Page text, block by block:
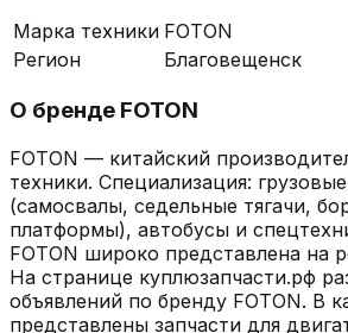
Марка техники FOTON
Регион
Благовещенск
О бренде FOTON
FOTON — китайский
техники. Специализация:
(самосвалы, седельные тягачи,
платформы), автобусы и
FOTON широко представлена на
На странице куплюзапчасти.рф
объявлений по бренду FOTON. В
представлены запчасти для